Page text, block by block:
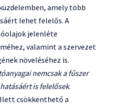
amely több
lehet felelős. A
jelenléte
valamint a szervezet
növeléséhez is.
nemcsak a fűszer
is felelősek.
csökkenthető a